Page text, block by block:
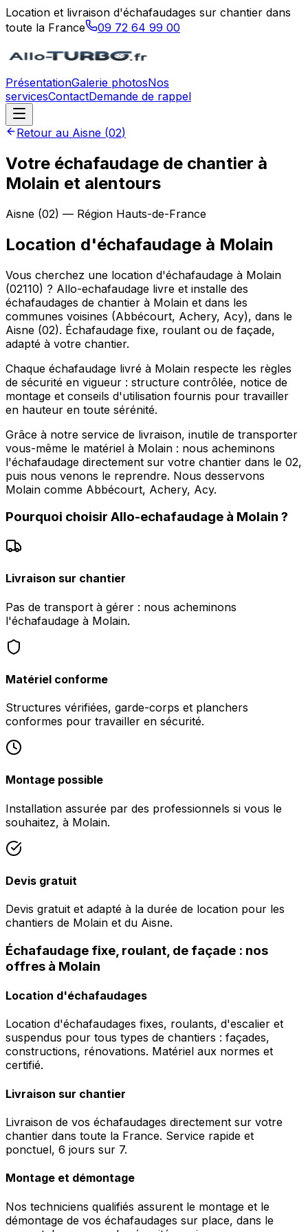
Location et livraison d'échafaudages sur chantier dans
toute la France
09 72 64 99 00
PrésentationGalerie photosNos
servicesContactDemande de rappel
Retour au Aisne (02)
Votre échafaudage de chantier à
Molain et alentours
Aisne (02) — Région Hauts-de-France
Location d'échafaudage à Molain
Vous cherchez une location d'échafaudage à Molain
(02110) ? Allo-echafaudage livre et installe des
échafaudages de chantier à Molain et dans les
communes voisines (Abbécourt, Achery, Acy), dans le
Aisne (02). Échafaudage fixe, roulant ou de façade,
adapté à votre chantier.
Chaque échafaudage livré à Molain respecte les règles
de sécurité en vigueur : structure contrôlée, notice de
montage et conseils d'utilisation fournis pour travailler
en hauteur en toute sérénité.
Grâce à notre service de livraison, inutile de transporter
vous-même le matériel à Molain : nous acheminons
l'échafaudage directement sur votre chantier dans le 02,
puis nous venons le reprendre. Nous desservons
Molain comme Abbécourt, Achery, Acy.
Pourquoi choisir Allo-echafaudage à Molain ?
Livraison sur chantier
Pas de transport à gérer : nous acheminons
l'échafaudage à Molain.
Matériel conforme
Structures vérifiées, garde-corps et planchers
conformes pour travailler en sécurité.
Montage possible
Installation assurée par des professionnels si vous le
souhaitez, à Molain.
Devis gratuit
Devis gratuit et adapté à la durée de location pour les
chantiers de Molain et du Aisne.
Échafaudage fixe, roulant, de façade : nos
offres à Molain
Location d'échafaudages
Location d'échafaudages fixes, roulants, d'escalier et
suspendus pour tous types de chantiers : façades,
constructions, rénovations. Matériel aux normes et
certifié.
Livraison sur chantier
Livraison de vos échafaudages directement sur votre
chantier dans toute la France. Service rapide et
ponctuel, 6 jours sur 7.
Montage et démontage
Nos techniciens qualifiés assurent le montage et le
démontage de vos échafaudages sur place, dans le